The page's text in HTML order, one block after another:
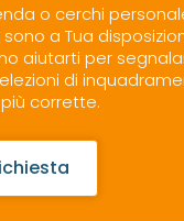
o cerchi
a Tua
aiutarti per
di
corrette.